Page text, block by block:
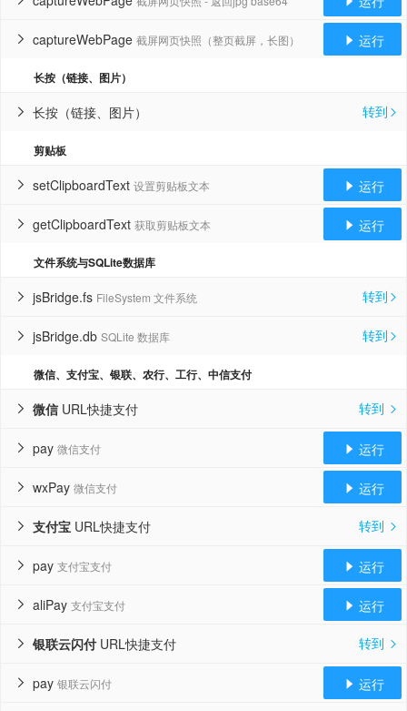
captureWebPage 截屏网页快照（整页截屏，长图）
  运行
长按（链接、图片）
长按（链接、图片）
 转到 
剪贴板
setClipboardText 设置剪贴板文本
  运行
getClipboardText 获取剪贴板文本
  运行
文件系统与SQLite数据库
jsBridge.fs FileSystem 文件系统
 转到 
jsBridge.db SQLite 数据库
 转到 
微信、支付宝、银联、农行、工行、中信支付
微信 URL快捷支付
 转到 
pay 微信支付
  运行
wxPay 微信支付
  运行
支付宝 URL快捷支付
 转到 
pay 支付宝支付
  运行
aliPay 支付宝支付
  运行
银联云闪付 URL快捷支付
 转到 
pay 银联云闪付
  运行